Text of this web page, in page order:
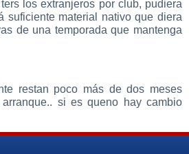
los extranjeros por club, pudiera
suficiente material nativo que diera
de una temporada que mantenga
restan poco más de dos meses
si es queno hay cambio